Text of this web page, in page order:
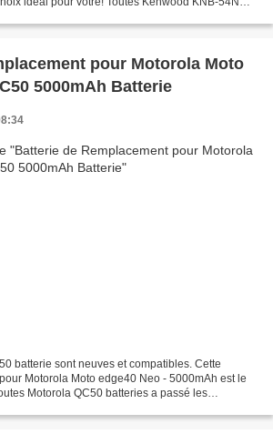
pour Motorola Moto
5000mAh Batterie
batterie sont neuves et compatibles. Cette
Motorola Moto edge40 Neo - 5000mAh est le
Motorola QC50 batteries a passé les